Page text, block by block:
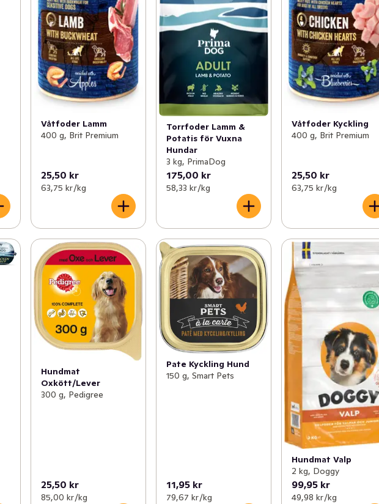
Våtfoder Lamm
400 g, Brit Premium
25,50 kr
63,75 kr /kg
Torrfoder Lamm &
Potatis för Vuxna
Hundar
3 kg, PrimaDog
175,00 kr
58,33 kr /kg
Våtfoder Kyckling
400 g, Brit Premium
25,50 kr
63,75 kr /kg
Hundmat
Oxkött/Lever
300 g, Pedigree
25,50 kr
85,00 kr /kg
Pate Kyckling Hund
150 g, Smart Pets
11,95 kr
79,67 kr /kg
Hundmat Valp
2 kg, Doggy
99,95 kr
49,98 kr /kg